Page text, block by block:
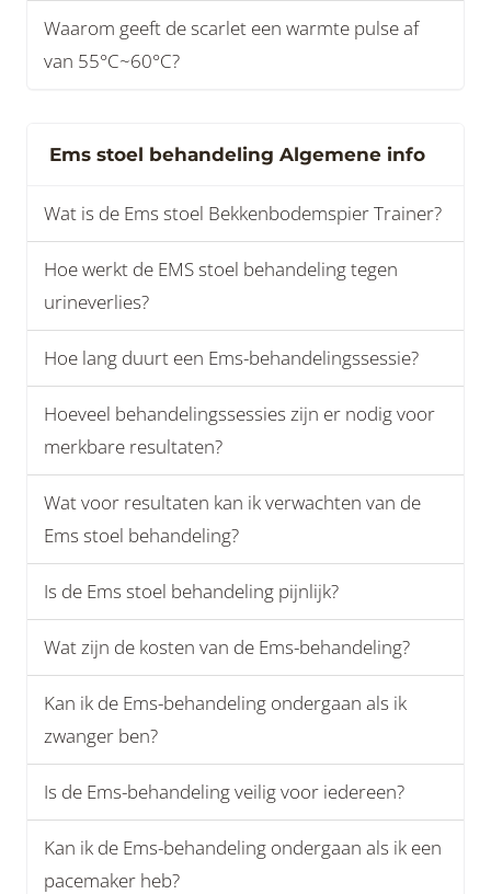
Waarom geeft de scarlet een warmte pulse af
van 55°C~60°C?
Ems stoel behandeling Algemene info
Wat is de Ems stoel Bekkenbodemspier Trainer?
Hoe werkt de EMS stoel behandeling tegen
urineverlies?
Hoe lang duurt een Ems-behandelingssessie?
Hoeveel behandelingssessies zijn er nodig voor
merkbare resultaten?
Wat voor resultaten kan ik verwachten van de
Ems stoel behandeling?
Is de Ems stoel behandeling pijnlijk?
Wat zijn de kosten van de Ems-behandeling?
Kan ik de Ems-behandeling ondergaan als ik
zwanger ben?
Is de Ems-behandeling veilig voor iedereen?
Kan ik de Ems-behandeling ondergaan als ik een
pacemaker heb?